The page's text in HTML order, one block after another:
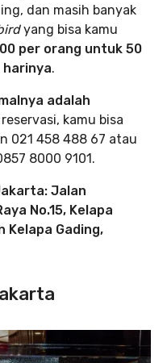
dan masih banyak
yang bisa kamu
per orang untuk 50
.
adalah
kamu bisa
021 458 488 67 atau
8000 9101.
Jalan
No.15, Kelapa
Kelapa Gading,